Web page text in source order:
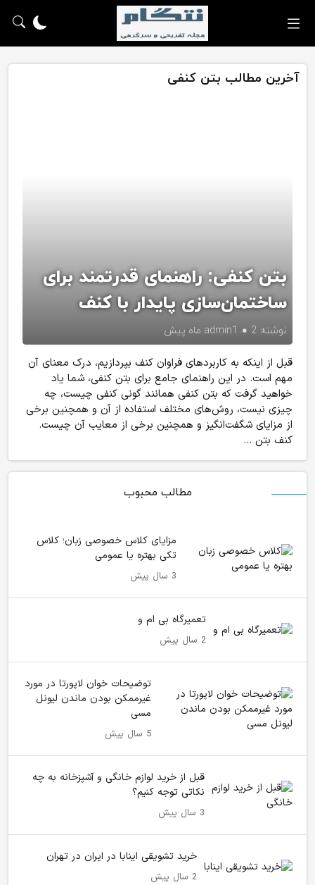
آخرین مطالب بتن کنفی
بتن کنفی: راهنمای قدرتمند برای
ساختمان‌سازی پایدار با کنف
نوشته admin1 2 ماه پیش
قبل از اینکه به کاربردهای فراوان کنف بپردازیم، درک معنای آن
مهم است. در این راهنمای جامع برای بتن کنفی، شما یاد
خواهید گرفت که بتن کنفی همانند گونی کنفی چیست، چه
چیزی نیست، روش‌های مختلف استفاده از آن و همچنین برخی
از مزایای شگفت‌انگیز و همچنین برخی از معایب آن چیست.
کنف بتن ...
مطالب محبوب
مزایای کلاس خصوصی زبان؛ کلاس
تکی بهتره یا عمومی
3 سال پیش
تعمیرگاه بی ام و
2 سال پیش
توضیحات خوان لاپورتا در مورد
غیرممکن بودن ماندن لیونل
مسی
5 سال پیش
قبل از خرید لوازم خانگی و آشپزخانه به چه
نکاتی توجه کنیم؟
3 سال پیش
خرید تشویقی اینابا در ایران در تهران
2 سال پیش